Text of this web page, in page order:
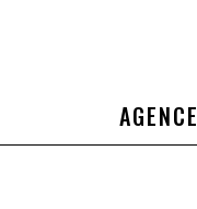
AGENCE